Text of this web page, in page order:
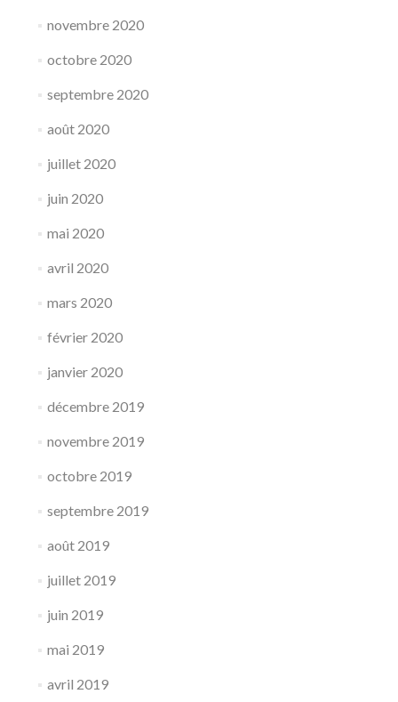
novembre 2020
octobre 2020
septembre 2020
août 2020
juillet 2020
juin 2020
mai 2020
avril 2020
mars 2020
février 2020
janvier 2020
décembre 2019
novembre 2019
octobre 2019
septembre 2019
août 2019
juillet 2019
juin 2019
mai 2019
avril 2019